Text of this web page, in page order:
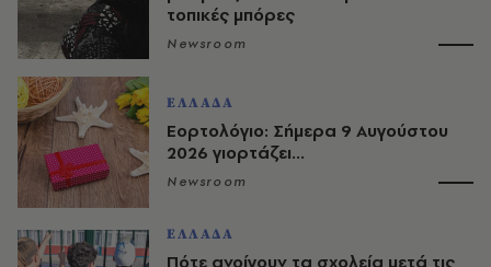
τοπικές μπόρες
Newsroom
ΕΛΛΑΔΑ
Εορτολόγιο: Σήμερα 9 Αυγούστου
2026 γιορτάζει...
Newsroom
ΕΛΛΑΔΑ
Πότε ανοίγουν τα σχολεία μετά τις